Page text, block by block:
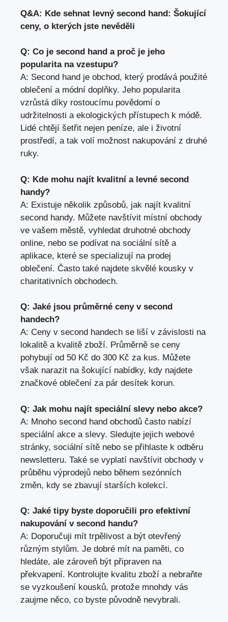
Q&A: Kde sehnat levný second hand: Šokující
ceny, o kterých jste nevěděli
Q: Co ⁤je second hand a proč‍ je jeho
popularita na vzestupu?
A: Second hand je obchod,⁤ který prodává použité
oblečení a módní doplňky. Jeho ⁢popularita
vzrůstá ‍díky‍ rostoucímu povědomí o
udržitelnosti a ekologických přístupech k módě.
Lidé chtějí šetřit nejen peníze, ale i ⁤životní
prostředí,‍ a tak volí možnost nakupování z druhé​
ruky.
Q: Kde mohu najít kvalitní a levné second
handy?
A: Existuje několik způsobů, jak najít ⁣kvalitní
second handy. Můžete navštívit místní obchody
ve vašem⁢ městě, vyhledat‌ druhotné obchody
online, nebo se podívat na sociální‌ sítě a
⁣aplikace, které se specializují na‍ prodej
oblečení. Často také ⁣najdete skvělé kousky v ​
charitativních obchodech.
Q: Jaké jsou průměrné ceny​ v second
handech?
A: Ceny v second handech se⁣ liší v závislosti na
lokalitě a kvalitě zboží. Průměrně se ceny
pohybují od 50 Kč do 300 Kč za kus. Můžete​
však⁤ narazit na šokující nabídky, kdy najdete
⁢značkové oblečení za pár desítek⁢ korun.
Q: ‌Jak mohu najít speciální slevy nebo akce?
A: Mnoho second ‌hand obchodů často nabízí​
speciální akce a slevy. Sledujte jejich webové
stránky, ‌sociální sítě nebo se přihlaste ⁤k odběru
newsletteru. Také ⁣se vyplatí navštívit obchody v
‍průběhu výprodejů nebo během sezónních
změn, kdy ⁤se zbavují starších‌ kolekcí.
Q:⁤ Jaké tipy byste doporučili pro efektivní
nakupování v second handu?
A: Doporučuji mít trpělivost a být otevřený
různým stylům. Je dobré mít na paměti, co
⁣hledáte, ale zároveň být připraven na
překvapení. Kontrolujte kvalitu zboží a nebraňte
se vyzkoušení kousků, protože mnohdy vás
zaujme něco, ⁣co⁤ byste původně nevybrali.